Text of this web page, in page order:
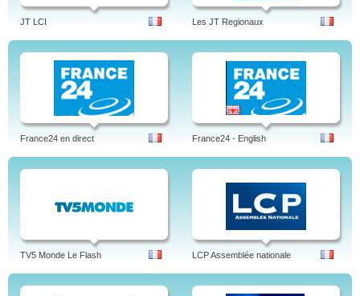
JT LCI Les JT Regionaux
France24 en direct France24 - English
TV5 Monde Le Flash LCP Assemblée nationale